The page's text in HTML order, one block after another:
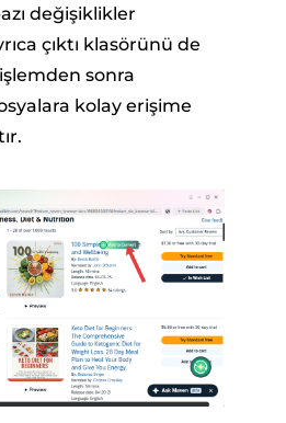
değişiklikler
çıktı klasörünü de
sonra
kolay erişime